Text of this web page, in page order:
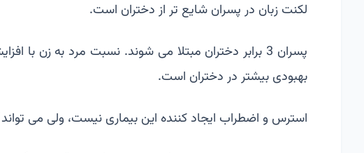
لکنت زبان در پسران شایع تر از دختران است.
پسران 3 برابر دختران مبتلا می شوند. نسبت مرد به زن
بهبودی بیشتر در دختران است.
استرس و اضطراب ایجاد کننده این بیماری نیست، ولی می